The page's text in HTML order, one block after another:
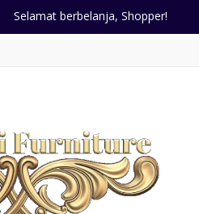
Selamat berbelanja, Shopper!